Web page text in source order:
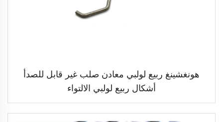
هونغشينغ ربيع لولبي معادن صلب غير قابل للصدأ
أشكال ربيع لولبي الالتواء